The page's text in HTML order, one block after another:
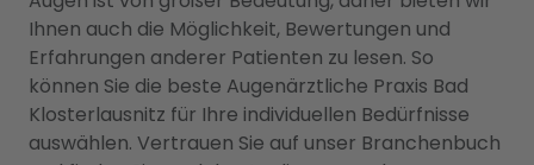
Ihnen auch die Möglichkeit, Bewertungen und
Erfahrungen anderer Patienten zu lesen. So
können Sie die beste Augenärztliche Praxis Bad
Klosterlausnitz für Ihre individuellen Bedürfnisse
auswählen. Vertrauen Sie auf unser Branchenbuch